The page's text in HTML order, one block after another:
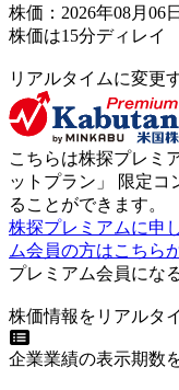
株価：2026年08月06
株価は15分ディレイ
リアルタイムに変更
こちらは株探プレミ
ットプラン 」 限定コ
ることができます。
株探プレミアムに申
ム会員の方はこちら
プレミアム会員にな
株価情報をリアルタ
企業業績の表示期数